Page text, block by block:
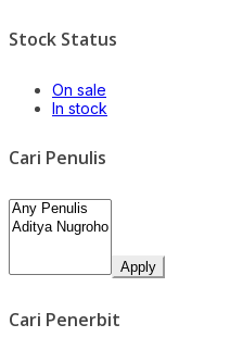
Stock Status
On sale
In stock
Cari Penulis
Apply
Cari Penerbit